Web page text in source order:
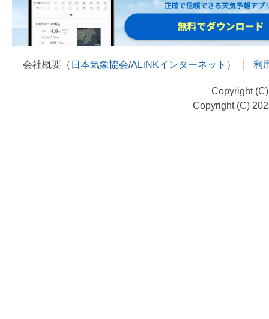
会社概要（ 日本気象協会/ALiNKインターネット ） 利
Copyright
Copyright (C)